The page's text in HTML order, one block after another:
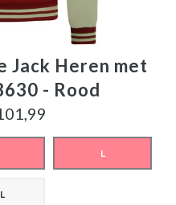
Jack Heren met
- Rood
L